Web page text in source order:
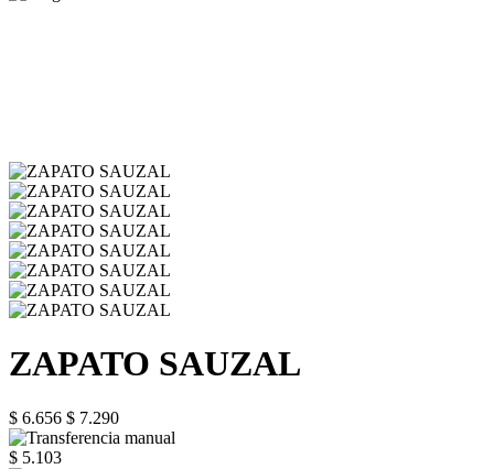
ZAPATO SAUZAL
$ 6.656 $ 7.290
$ 5.103